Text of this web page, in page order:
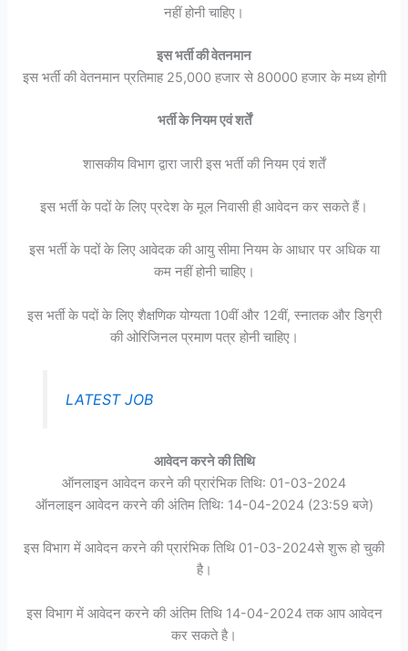
नहीं होनी चाहिए।
इस भर्ती की वेतनमान
इस भर्ती की वेतनमान प्रतिमाह 25,000 हजार से 80000 हजार के मध्य होगी
भर्ती के नियम एवं शर्तें
शासकीय विभाग द्वारा जारी इस भर्ती की नियम एवं शर्तें
इस भर्ती के पदों के लिए प्रदेश के मूल निवासी ही आवेदन कर सकते हैं।
इस भर्ती के पदों के लिए आवेदक की आयु सीमा नियम के आधार पर अधिक या
कम नहीं होनी चाहिए।
इस भर्ती के पदों के लिए शैक्षणिक योग्यता 10वीं और 12वीं, स्नातक और डिग्री
की ओरिजिनल प्रमाण पत्र होनी चाहिए।
LATEST JOB
आवेदन करने की तिथि
ऑनलाइन आवेदन करने की प्रारंभिक तिथि: 01-03-2024
ऑनलाइन आवेदन करने की अंतिम तिथि: 14-04-2024 (23:59 बजे)
इस विभाग में आवेदन करने की प्रारंभिक तिथि 01-03-2024से शुरू हो चुकी
है।
इस विभाग में आवेदन करने की अंतिम तिथि 14-04-2024 तक आप आवेदन
कर सकते है।